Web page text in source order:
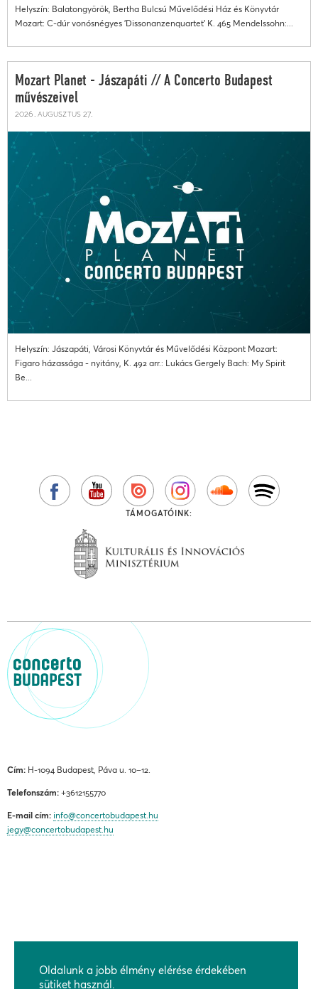
Helyszín: Balatongyörök, Bertha Bulcsú Művelődési Ház és Könyvtár
Mozart: C-dúr vonósnégyes 'Dissonanzenquartet' K. 465 Mendelssohn:...
Mozart Planet - Jászapáti // A Concerto Budapest
művészeivel
2026. augusztus 27.
Helyszín: Jászapáti, Városi Könyvtár és Művelődési Központ Mozart:
Figaro házassága - nyitány, K. 492 arr.: Lukács Gergely Bach: My Spirit
Be...
TÁMOGATÓINK:
Cím: H-1094 Budapest, Páva u. 10–12.
Telefonszám: +3612155770
E-mail cím: info@concertobudapest.hu
jegy@concertobudapest.hu
ADATKEZELÉSI ÉS ADATVÉDELMI TÁJÉKOZTATÓ
BEJELENTÉSI RENDSZEREK
Oldalunk a jobb élmény elérése érdekében
sütiket használ.